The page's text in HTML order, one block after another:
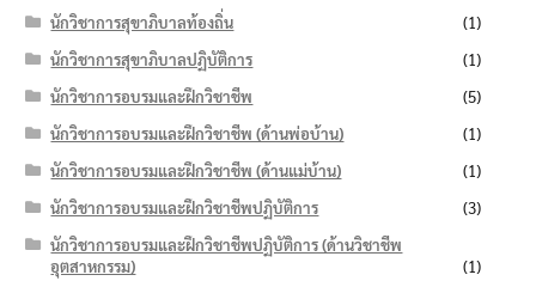
นักวิชาการสุขาภิบาลท้องถิ่น
(1)
นักวิชาการสุขาภิบาลปฏิบัติการ
(1)
นักวิชาการอบรมและฝึกวิชาชีพ
(5)
นักวิชาการอบรมและฝึกวิชาชีพ (ด้านพ่อบ้าน)
(1)
นักวิชาการอบรมและฝึกวิชาชีพ (ด้านแม่บ้าน)
(1)
นักวิชาการอบรมและฝึกวิชาชีพปฏิบัติการ
(3)
นักวิชาการอบรมและฝึกวิชาชีพปฏิบัติการ (ด้านวิชาชีพ
อุตสาหกรรม)
(1)